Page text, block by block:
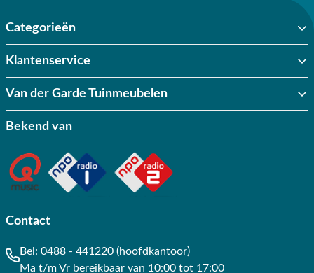
Categorieën
Klantenservice
Van der Garde Tuinmeubelen
Bekend van
Contact
Bel: 0488 - 441220 (hoofdkantoor)
Ma t/m Vr bereikbaar van 10:00 tot 17:00